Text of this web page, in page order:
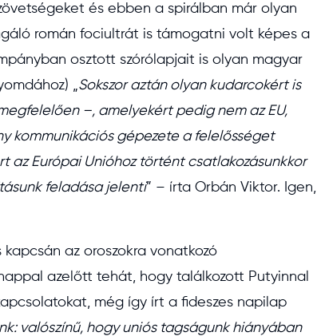
és ebben a spirálban már olyan
román fociultrát is támogatni volt képes a
osztott szórólapjait is olyan magyar
„Sokszor aztán olyan kudarcokért is
–, amelyekért pedig nem az EU,
kommunikációs gépezete a felelősséget
az Európai Unióhoz történt csatlakozásunkkor
feladása jelenti” – írta Orbán Viktor. Igen,
az oroszokra vonatkozó
azelőtt tehát, hogy találkozott Putyinnal
még így írt a fideszes napilap
valószínű, hogy uniós tagságunk hiányában